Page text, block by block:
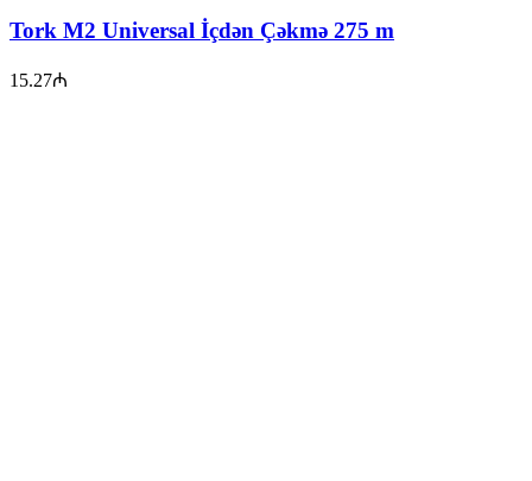
Tork M2 Universal İçdən Çəkmə 275 m
15.27₼